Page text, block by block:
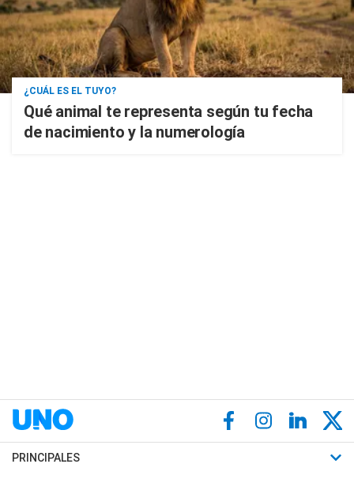
¿CUÁL ES EL TUYO?
Qué animal te representa según tu fecha
de nacimiento y la numerología
PRINCIPALES